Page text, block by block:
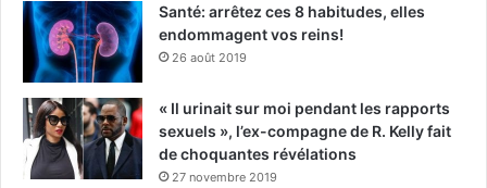
Santé: arrêtez ces 8 habitudes, elles
endommagent vos reins!
26 août 2019
« Il urinait sur moi pendant les rapports
sexuels », l’ex-compagne de R. Kelly fait
de choquantes révélations
27 novembre 2019